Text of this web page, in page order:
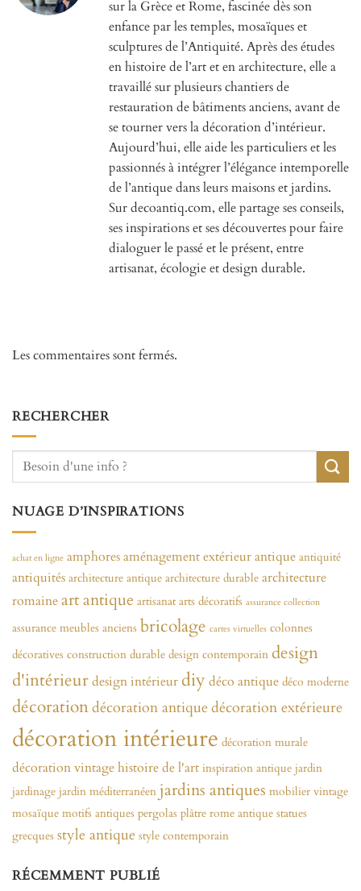
sur la Grèce et Rome, fascinée dès son
enfance par les temples, mosaïques et
sculptures de l’Antiquité. Après des études
en histoire de l’art et en architecture, elle a
travaillé sur plusieurs chantiers de
restauration de bâtiments anciens, avant de
se tourner vers la décoration d’intérieur.
Aujourd’hui, elle aide les particuliers et les
passionnés à intégrer l’élégance intemporelle
de l’antique dans leurs maisons et jardins.
Sur decoantiq.com, elle partage ses conseils,
ses inspirations et ses découvertes pour faire
dialoguer le passé et le présent, entre
artisanat, écologie et design durable.
Les commentaires sont fermés.
RECHERCHER
NUAGE D’INSPIRATIONS
achat en ligne amphoresaménagement extérieurantique antiquité
antiquités architecture antique architecture durable architecture
romaineart antique artisanat arts décoratifs assurance collection
assurance meubles anciens bricolage cartes virtuelles colonnes
décoratives construction durable design contemporain design
d'intérieurdesign intérieur diy déco antique déco moderne
décorationdécoration antiquedécoration extérieure
décoration intérieure décoration murale
décoration vintagehistoire de l'art inspiration antique jardin
jardinage jardin méditerranéen jardins antiques mobilier vintage
mosaïque motifs antiques pergolas plâtre rome antique statues
grecques style antique style contemporain
RÉCEMMENT PUBLIÉ